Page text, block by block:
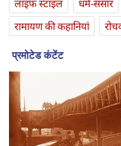
लाइफ स्‍टाइल
धर्म-संसार
रामायण की कहानियां